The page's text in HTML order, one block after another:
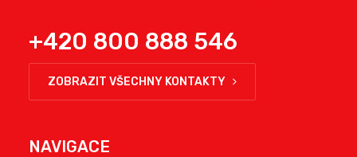
+420 800 888 546
ZOBRAZIT VŠECHNY KONTAKTY
NAVIGACE